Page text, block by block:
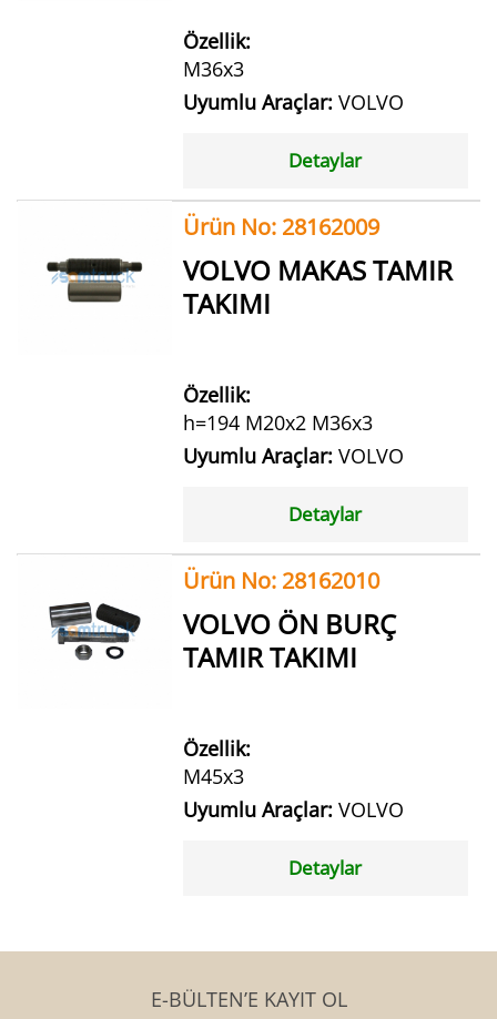
Özellik:
M36x3
Uyumlu Araçlar: VOLVO
Detaylar
Ürün No: 28162009
VOLVO MAKAS TAMIR
TAKIMI
Özellik:
h=194 M20x2 M36x3
Uyumlu Araçlar: VOLVO
Detaylar
Ürün No: 28162010
VOLVO ÖN BURÇ
TAMIR TAKIMI
Özellik:
M45x3
Uyumlu Araçlar: VOLVO
Detaylar
E-BÜLTEN’E KAYIT OL